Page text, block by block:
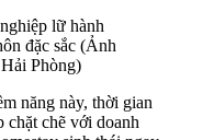
lữ hành
đặc sắc (Ảnh
Phòng)
năng này, thời gian
chặt chẽ với doanh